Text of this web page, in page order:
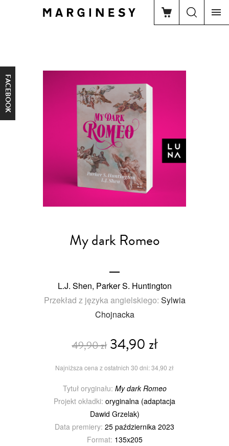
FACEBOOK
My dark Romeo
L.J. Shen, Parker S. Huntington
Przekład z języka angielskiego: Sylwia
Chojnacka
49,90 zł34,90 zł
Najniższa cena z ostatnich 30 dni: 34,90 zł
Tytuł oryginału: My dark Romeo
Projekt okładki: oryginalna (adaptacja
Dawid Grzelak)
Data premiery: 25 października 2023
Format: 135x205